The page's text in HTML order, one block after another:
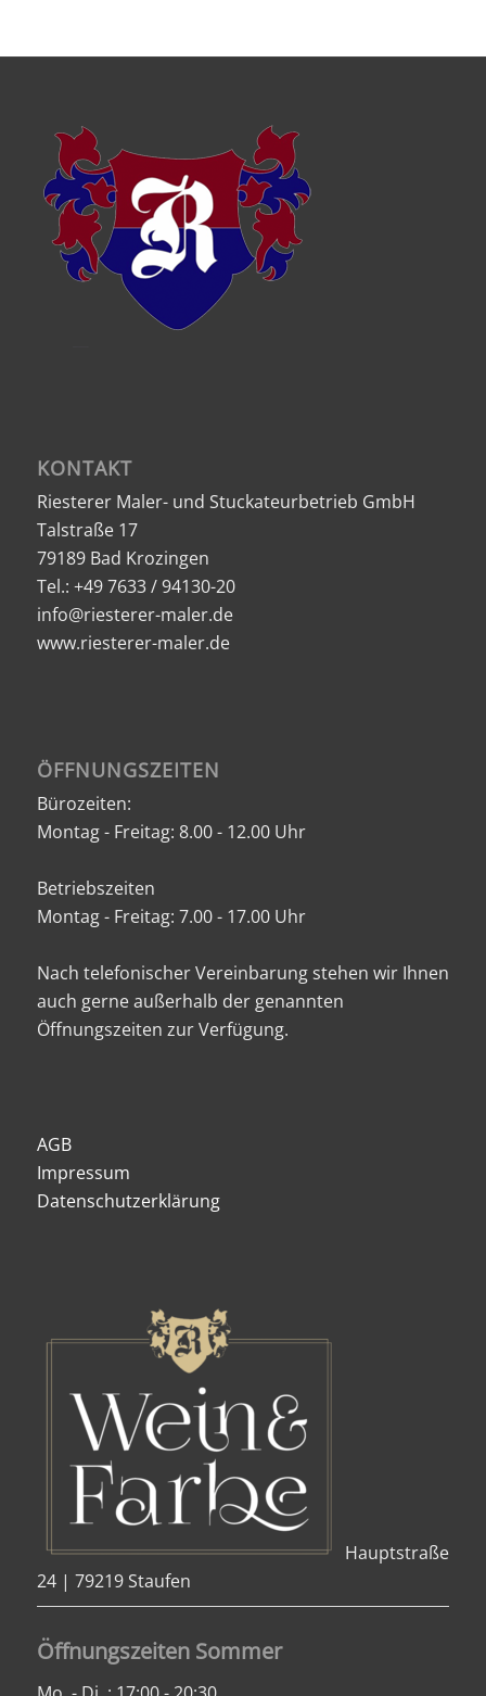
KONTAKT
Riesterer Maler- und Stuckateurbetrieb GmbH
Talstraße 17
79189 Bad Krozingen
Tel.: +49 7633 / 94130-20
info@riesterer-maler.de
www.riesterer-maler.de
ÖFFNUNGSZEITEN
Bürozeiten:
Montag - Freitag: 8.00 - 12.00 Uhr
Betriebszeiten
Montag - Freitag: 7.00 - 17.00 Uhr
Nach telefonischer Vereinbarung stehen wir Ihnen
auch gerne außerhalb der genannten
Öffnungszeiten zur Verfügung.
AGB
Impressum
Datenschutzerklärung
Hauptstraße
24 | 79219 Staufen
Öffnungszeiten Sommer